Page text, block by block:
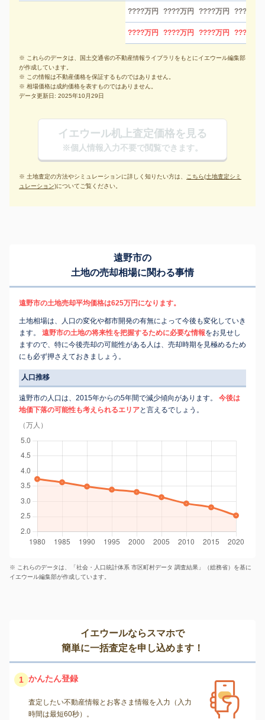
????万円 ????万円 ????万円 ????万円
????万円 ????万円 ????万円 ????万円
※ これらのデータは、国土交通省の不動産情報ライブラリをもとにイエウール編集部
が作成しています。
※ この情報は不動産価格を保証するものではありません。
※ 相場価格は成約価格を表すものではありません。
データ更新日: 2025年10月29日
イエウール机上査定価格を見る
※個人情報入力不要で閲覧できます。
※ 土地査定の方法やシミュレーションに詳しく知りたい方は、 こちら(土地査定シミ
ュレーション)についてご覧ください。
遠野市の
土地の売却相場に関わる事情
遠野市の土地売却平均価格は625万円になります。
土地相場は、人口の変化や都市開発の有無によって今後も変化していき
ます。
遠野市の土地の将来性を把握するために必要な情報をお見せし
ますので、特に今後売却の可能性がある人は、売却時期を見極めるため
にも必ず押さえておきましょう。
人口推移
遠野市の人口は、2015年からの5年間で減少傾向があります。
今後は
地価下落の可能性も考えられるエリアと言えるでしょう。
（万人）
※ これらのデータは、「社会・人口統計体系 市区町村データ 調査結果」（総務省）を基に
イエウール編集部が作成しています。
イエウールならスマホで
簡単に一括査定を申し込めます！
1 かんたん登録
査定したい不動産情報とお客さま情報を入力（入力
時間は最短60秒）。